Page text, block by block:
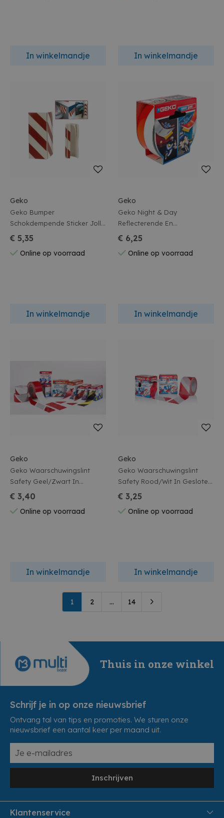
In winkelmandje In winkelmandje
Geko
Geko Bumper
Schokdempende Sticker Jolly
Small - 32x40cm
€ 5,35
Online op voorraad
In winkelmandje
Geko
Geko Night & Day
Reflecterende En
Fluoricerende Tape
19mmx2.5m In Box
€ 6,25
Online op voorraad
In winkelmandje
Geko
Geko Waarschuwingslint
Safety Geel/Zwart In
Gesloten Box 70mmx200m
€ 3,40
Online op voorraad
In winkelmandje
Geko
Geko Waarschuwingslint
Safety Rood/Wit In Gesloten
Box 70mmx200m
€ 3,25
Online op voorraad
In winkelmandje
1 2 ... 14
Thuis in onze winkel
Schrijf je in op onze nieuwsbrief
Ontvang tal van tips en promoties. We sturen onze
nieuwsbrief een aantal keer per maand uit.
Inschrijven
Klantenservice